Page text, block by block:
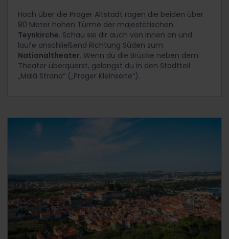
Hoch über die Prager Altstadt ragen die beiden über
80 Meter hohen Türme der majestätischen
Teynkirche. Schau sie dir auch von innen an und
laufe anschließend Richtung Süden zum
Nationaltheater. Wenn du die Brücke neben dem
Theater überquerst, gelangst du in den Stadtteil
„Malá Strana“ („Prager Kleinseite“).